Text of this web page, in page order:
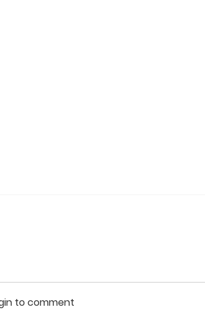
to comment